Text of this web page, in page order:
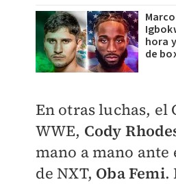
hora
de
En otras luchas, el
WWE, Cody
mano a mano ante
de NXT, Oba Femi.